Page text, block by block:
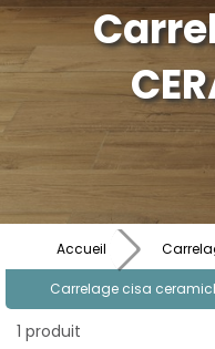
Accueil
Carrelage cisa
1 produit